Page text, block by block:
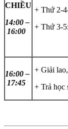
CHIỀU
14:00 –
16:00
+ Thứ 2-
+ Thứ 3-
16:00 –
17:45
+ Giải
+ Trả học